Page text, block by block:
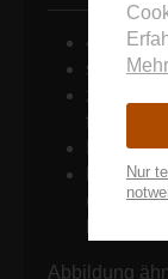
4 Tage =
schnelle
keine
Abbildung
Nur